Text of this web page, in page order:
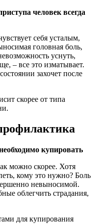
человек всегда
себя усталым,
головная боль,
уснуть,
– все это изматывает.
захочет после
скорее от типа
купировать
можно скорее. Хотя
кому это нужно? Боль
невыносимой.
облегчить страдания,
для купирования